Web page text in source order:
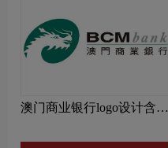
澳门商业银行logo设计含义